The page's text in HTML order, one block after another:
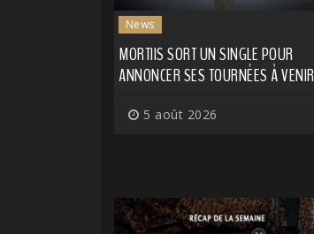
News
MORTIIS SORT UN SINGLE POUR
ANNONCER SES TOURNÉES À VENIR
5 août 2026